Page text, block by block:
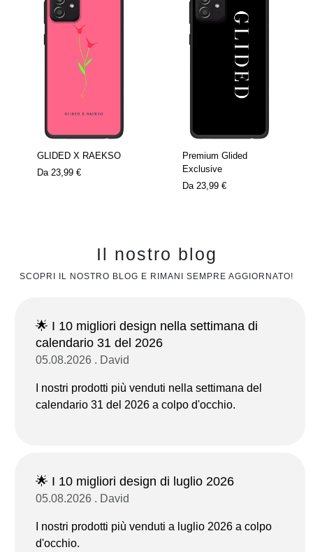
GLIDED X RAEKSO
Da 23,99 €
Premium Glided
Exclusive
Da 23,99 €
Il nostro blog
SCOPRI IL NOSTRO BLOG E RIMANI SEMPRE AGGIORNATO!
🌟 I 10 migliori design nella settimana di
calendario 31 del 2026
05.08.2026 . David
I nostri prodotti più venduti nella settimana del
calendario 31 del 2026 a colpo d'occhio.
🌟 I 10 migliori design di luglio 2026
05.08.2026 . David
I nostri prodotti più venduti a luglio 2026 a colpo
d'occhio.